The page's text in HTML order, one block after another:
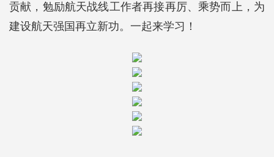
贡献，勉励航天战线工作者再接再厉、乘势而上，为
建设航天强国再立新功。一起来学习！